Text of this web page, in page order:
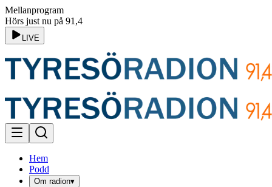
Mellanprogram
Hörs just nu på 91,4
LIVE
Hem
Podd
Om radion▾